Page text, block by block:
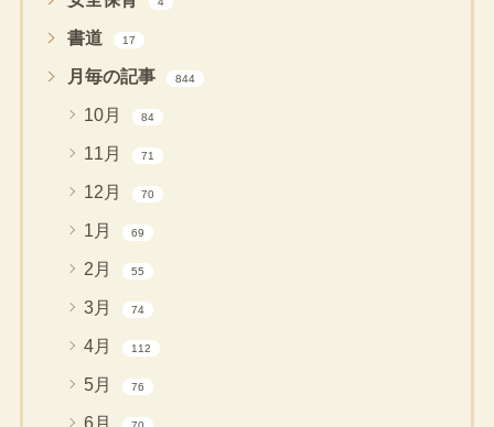
書道 17
月毎の記事 844
10月 84
11月 71
12月 70
1月 69
2月 55
3月 74
4月 112
5月 76
6月